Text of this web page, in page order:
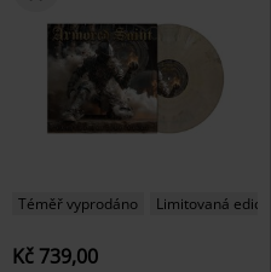
Téměř vyprodáno Limitovaná edice
Kč 739,00